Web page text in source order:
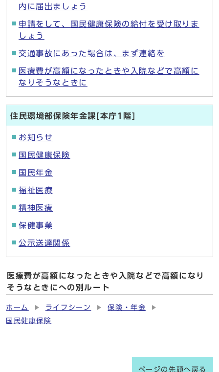
内に届出ましょう
申請をして、国民健康保険の給付を受け取りま
しょう
交通事故にあった場合は、まず連絡を
医療費が高額になったときや入院などで高額に
なりそうなときに
住民環境部保険年金課[本庁1階]
お知らせ
国民健康保険
国民年金
福祉医療
精神医療
保健事業
公示送達関係
医療費が高額になったときや入院などで高額になり
そうなときにへの別ルート
ホーム ライフシーン
保険・年金
国民健康保険
ページの先頭へ戻る